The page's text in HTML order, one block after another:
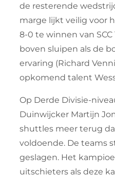
de resterende
marge lijkt veilig voor
8-0 te winnen van
boven sluipen als de
ervaring (Richard
opkomend talent
Op Derde Divisie-
Duinwijcker Martijn
shuttles meer terug
voldoende. De teams
geslagen. Het
uitschieters als deze